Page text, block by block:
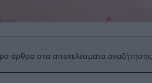
άρθρα στα αποτελέσματα αναζήτησης.